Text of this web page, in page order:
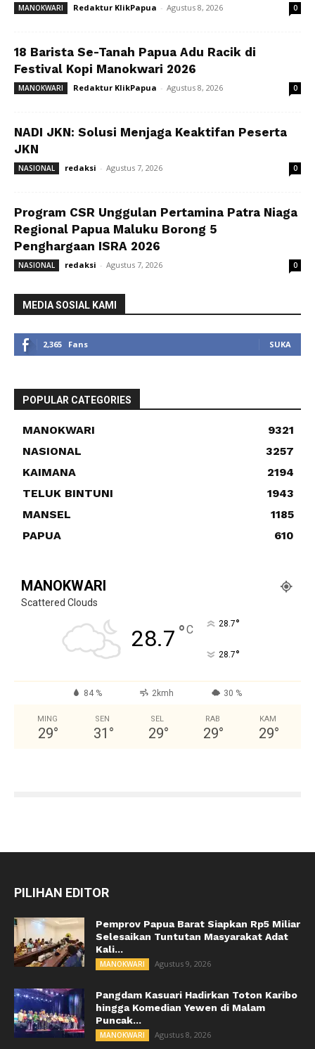
MANOKWARI Redaktur KlikPapua - Agustus 8, 2026 0
18 Barista Se-Tanah Papua Adu Racik di
Festival Kopi Manokwari 2026
MANOKWARI Redaktur KlikPapua - Agustus 8, 2026 0
NADI JKN: Solusi Menjaga Keaktifan Peserta
JKN
NASIONAL redaksi - Agustus 7, 2026 0
Program CSR Unggulan Pertamina Patra Niaga
Regional Papua Maluku Borong 5
Penghargaan ISRA 2026
NASIONAL redaksi - Agustus 7, 2026 0
MEDIA SOSIAL KAMI
2,365 Fans SUKA
POPULAR CATEGORIES
MANOKWARI
9321
NASIONAL
3257
KAIMANA
2194
TELUK BINTUNI
1943
MANSEL
1185
PAPUA
610
MANOKWARI
Scattered Clouds
28.7 °C 28.7°
28.7°
84 % 2kmh 30 %
MING
29°
SEN
31 °
SEL
29°
RAB
29°
KAM
29°
PILIHAN EDITOR
Pemprov Papua Barat Siapkan Rp5 Miliar
Selesaikan Tuntutan Masyarakat Adat
Kali...
MANOKWARI Agustus 9, 2026
Pangdam Kasuari Hadirkan Toton Karibo
hingga Komedian Yewen di Malam
Puncak...
MANOKWARI Agustus 8, 2026